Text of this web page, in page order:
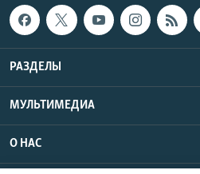
РАЗДЕЛЫ
МУЛЬТИМЕДИА
О НАС